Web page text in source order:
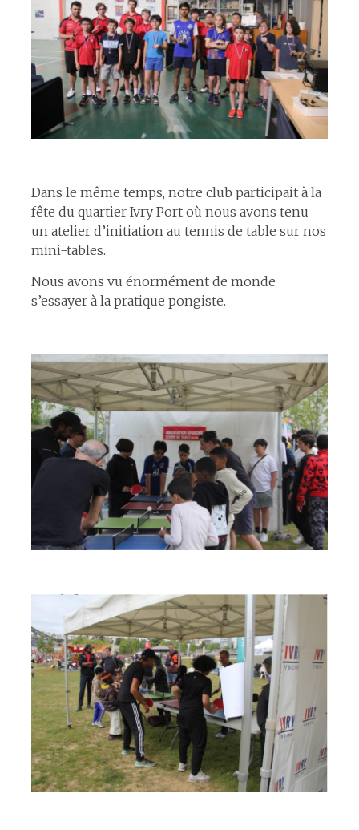
Dans le même temps, notre club participait à la
fête du quartier Ivry Port où nous avons tenu
un atelier d’initiation au tennis de table sur nos
mini-tables.
Nous avons vu énormément de monde
s’essayer à la pratique pongiste.